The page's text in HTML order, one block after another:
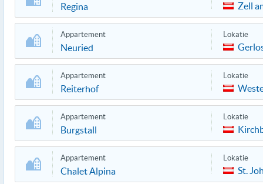
Regina Zell
Appartement
Neuried
Lokatie
Appartement
Reiterhof
Lokatie
Appartement
Burgstall
Lokatie
Appartement
Chalet Alpina
Lokatie
St.